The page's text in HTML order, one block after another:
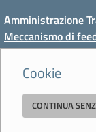
Cookie
CONTINUA
Amministrazione
Meccanismo di
Preferenze cookie
Direzione Didattica di
"Tutti diversamente